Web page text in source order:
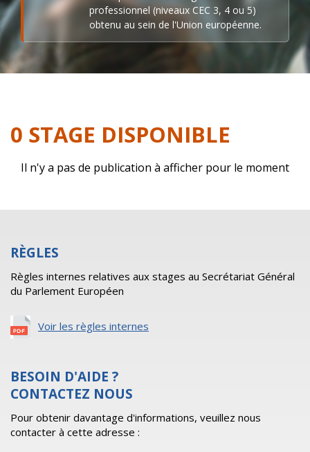
professionnel (niveaux CEC 3, 4 ou 5)
obtenu au sein de l'Union européenne.
0 STAGE DISPONIBLE
Il n'y a pas de publication à afficher pour le moment
RÈGLES
Règles internes relatives aux stages au Secrétariat Général
du Parlement Européen
Voir les règles internes
BESOIN D'AIDE ?
CONTACTEZ NOUS
Pour obtenir davantage d'informations, veuillez nous
contacter à cette adresse :